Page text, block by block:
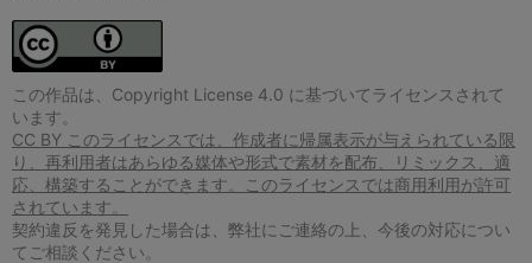
この作品は、Copyright License 4.0 に基づいてライセンスされて
います。
CC BY このライセンスでは、作成者に帰属表示が与えられている限
り、再利用者はあらゆる媒体や形式で素材を配布、リミックス、適
応、構築することができます。このライセンスでは商用利用が許可
されています。
契約違反を発見した場合は、弊社にご連絡の上、今後の対応につい
てご相談ください。